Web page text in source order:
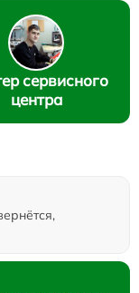
сервисного
центра